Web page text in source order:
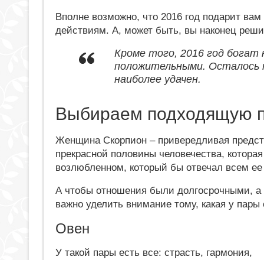
Вполне возможно, что 2016 год подарит
действиям. А, может быть, вы наконец
Кроме того, 2016 год богат
положительными. Осталось
наиболее удачен.
Выбираем подходящую
Женщина Скорпион – привередливая
прекрасной половины человечества,
возлюбленном, который бы отвечал всем
А чтобы отношения были долгосрочными, а
важно уделить внимание тому, какая у
Овен
У такой пары есть все: страсть, гармония,